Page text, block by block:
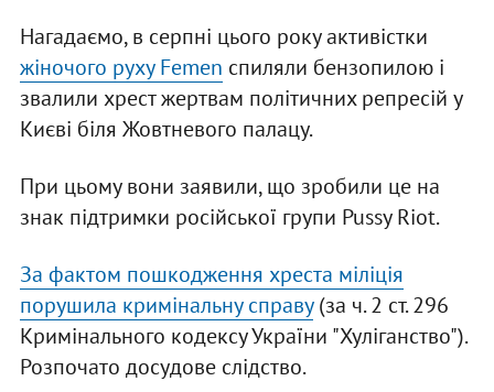
Нагадаємо, в серпні цього року активістки
жіночого руху Femen спиляли бензопилою і
звалили хрест жертвам політичних репресій у
Києві біля Жовтневого палацу.
При цьому вони заявили, що зробили це на
знак підтримки російської групи Pussy Riot.
За фактом пошкодження хреста міліція
порушила кримінальну справу(за ч. 2 ст. 296
Кримінального кодексу України "Хуліганство").
Розпочато досудове слідство.